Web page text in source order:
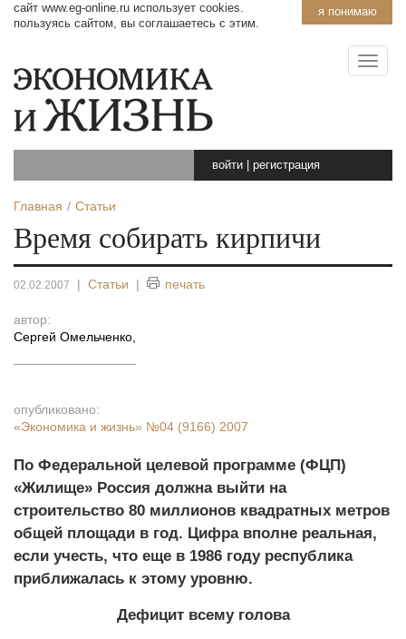
я понимаю
сайт www.eg-online.ru использует cookies.
пользуясь сайтом, вы соглашаетесь с этим.
войти регистрация
Главная Статьи
Время собирать кирпичи
02.02.2007 | Статьи | печать
автор:
Сергей Омельченко
опубликовано:
«Экономика и жизнь» №04 (9166) 2007
По Федеральной целевой программе (ФЦП)
«Жилище» Россия должна выйти на
строительство 80 миллионов квадратных метров
общей площади в год. Цифра вполне реальная,
если учесть, что еще в 1986 году республика
приближалась к этому уровню.
Дефицит всему голова